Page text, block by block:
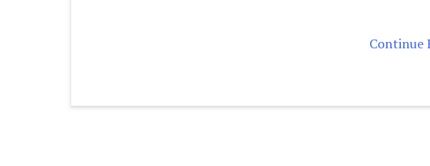
Continue